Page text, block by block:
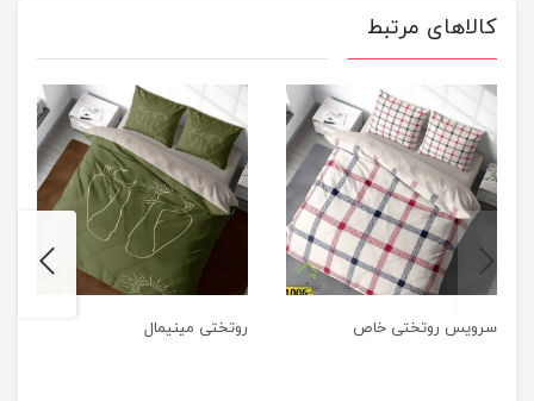
کالاهای مرتبط
سرویس روتختی خاص روتختی مینیمال
previus